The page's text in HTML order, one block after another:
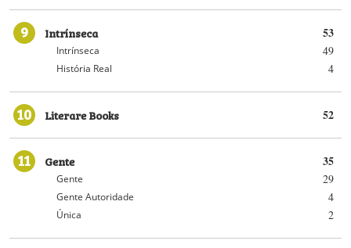
9 53
Intrínseca
49
Intrínseca
4
História Real
10 52
Literare Books
11 35
Gente
29
Gente
4
Gente Autoridade
2
Única